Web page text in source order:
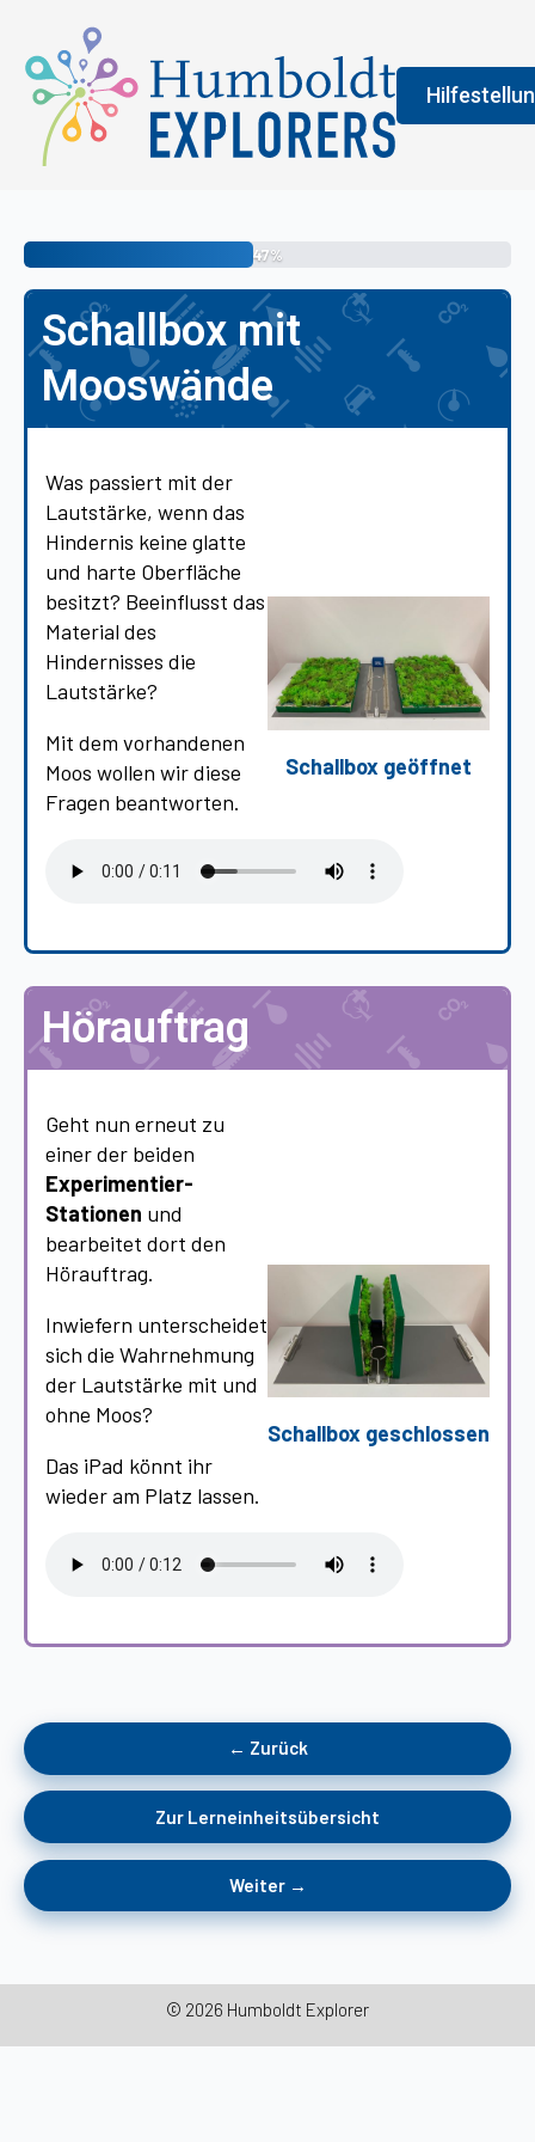
An der
erledigen
vermittelt
47%
Schallbox mit
Mooswände
Was passiert mit der
Lautstärke, wenn das
Hindernis keine glatte
und harte Oberfläche
besitzt? Beeinflusst das
Material des
Hindernisses die
Lautstärke?
Mit dem vorhandenen
Moos wollen wir diese
Fragen beantworten.
Schallbox geöffnet
Hörauftrag
Geht nun erneut zu
einer der beiden
Experimentier-
Stationen und
bearbeitet dort den
Hörauftrag.
Inwiefern unterscheidet
sich die Wahrnehmung
der Lautstärke mit und
ohne Moos?
Das iPad könnt ihr
wieder am Platz lassen.
Schallbox geschlossen
← Zurück
Zur Lerneinheitsübersicht
Weiter →
© 2026 Humboldt Explorer